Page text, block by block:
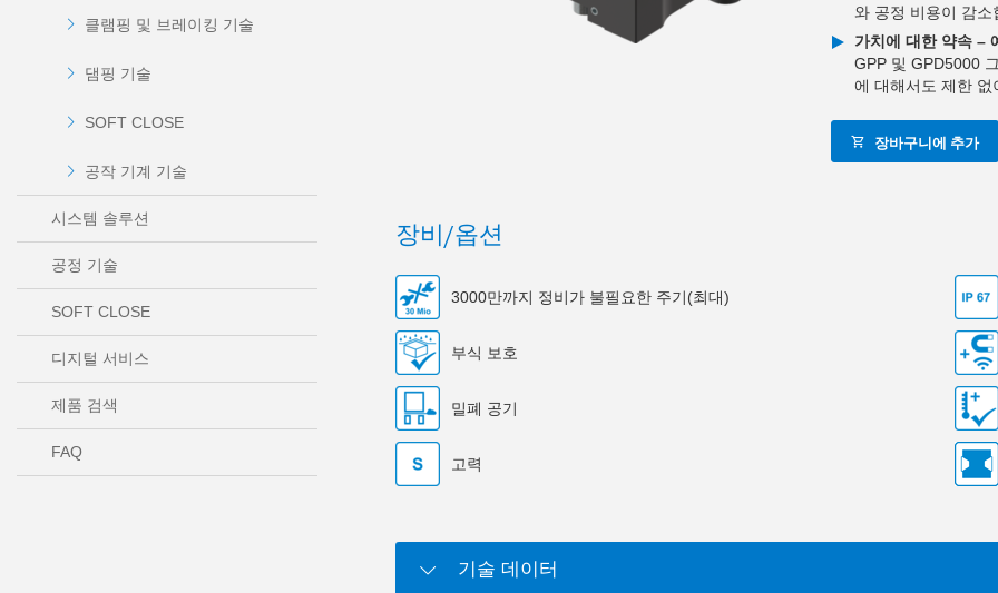
클램핑 및 브레이킹 기술
댐핑 기술
SOFT CLOSE
공작 기계 기술
시스템 솔루션
공정 기술
SOFT CLOSE
디지털 서비스
제품 검색
FAQ
와 공정 비용이 감소
가치에 대한 약속 –
GPP 및 GPD5000
에 대해서도 제한
장바구니에 추가
장비/옵션
3000만까지 정비가 불필요한 주기(최대)
부식 보호
밀폐 공기
고력
기술 데이터